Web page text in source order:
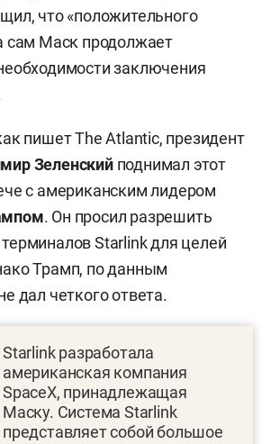
что «положительного
сам Маск продолжает
заключения
пишет The Atlantic, президент
Зеленскийподнимал этот
с американским лидером
. Он просил разрешить
Starlink для целей
Трамп, по данным
дал четкого ответа.
Starlink разработала
американская компания
SpaceX, принадлежащая
Маску. Система Starlink
представляет собой большое